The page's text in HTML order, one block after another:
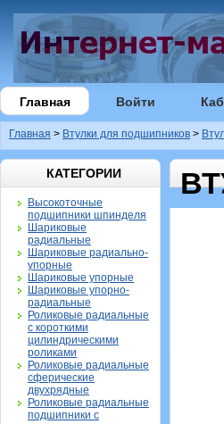
Главная Войти
Главная > Втулки для подшипников >
КАТЕГОРИИ
Высокоточные
подшипники шпинделя
Шариковые
радиальные
Шариковые радиально-
упорные
Шариковые упорные
Шариковые упорно-
радиальные
Роликовые радиальные
с короткими
цилиндрическими
роликами
Роликовые радиальные
сферические
двухрядные
Роликовые радиальные
подшипники с